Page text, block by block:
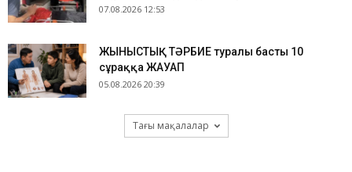
07.08.2026 12:53
ЖЫНЫСТЫҚ ТӘРБИЕ туралы басты 10
сұраққа ЖАУАП
05.08.2026 20:39
Тағы мақалалар